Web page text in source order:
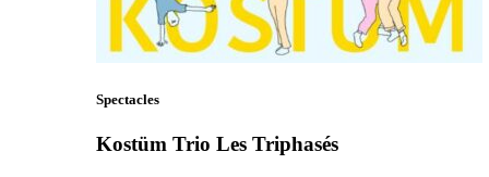
Spectacles
Kostüm Trio Les Triphasés